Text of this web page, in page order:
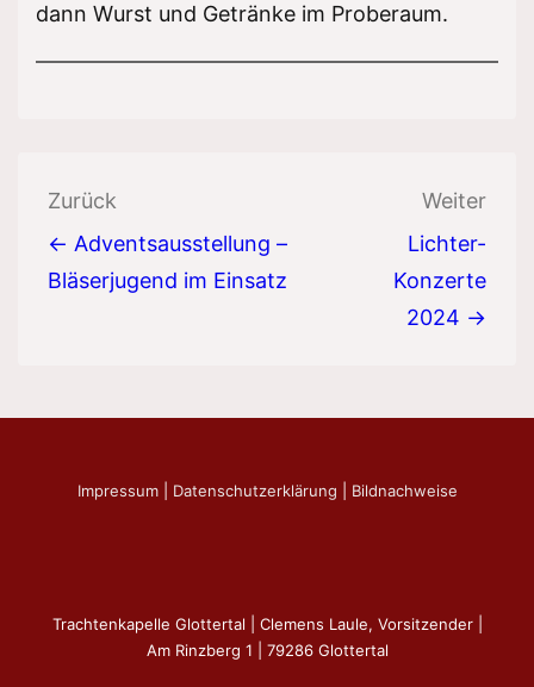
dann Wurst und Getränke im Proberaum.
Beitragsnavigation
Zurück
← Adventsausstellung –
Bläserjugend im Einsatz
Weiter
Lichter-
Konzerte
2024 →
Impressum| Datenschutzerklärung Bildnachweise
Trachtenkapelle Glottertal | Clemens Laule, Vorsitzender |
Am Rinzberg 1 | 79286 Glottertal